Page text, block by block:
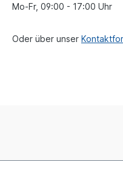
Mo-Fr, 09:00 - 17:00 Uhr
Oder über unser